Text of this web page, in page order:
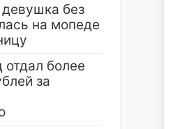
без
на мопеде
отдал более
за